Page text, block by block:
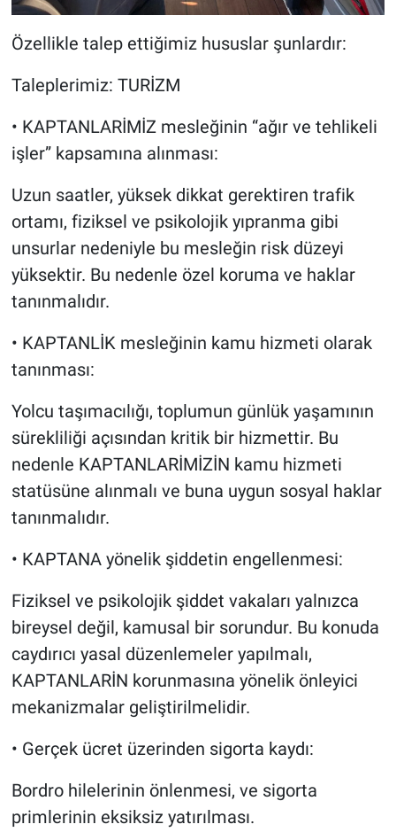
Özellikle talep ettiğimiz hususlar şunlardır:
Taleplerimiz: TURİZM
•⁠ ⁠​KAPTANLARİMİZ mesleğinin “ağır ve tehlikeli
işler” kapsamına alınması:
Uzun saatler, yüksek dikkat gerektiren trafik
ortamı, fiziksel ve psikolojik yıpranma gibi
unsurlar nedeniyle bu mesleğin risk düzeyi
yüksektir. Bu nedenle özel koruma ve haklar
tanınmalıdır.
•⁠ ⁠​KAPTANLİK mesleğinin kamu hizmeti olarak
tanınması:
Yolcu taşımacılığı, toplumun günlük yaşamının
sürekliliği açısından kritik bir hizmettir. Bu
nedenle KAPTANLARİMİZİN kamu hizmeti
statüsüne alınmalı ve buna uygun sosyal haklar
tanınmalıdır.
•⁠ ⁠​KAPTANA yönelik şiddetin engellenmesi:
Fiziksel ve psikolojik şiddet vakaları yalnızca
bireysel değil, kamusal bir sorundur. Bu konuda
caydırıcı yasal düzenlemeler yapılmalı,
KAPTANLARİN korunmasına yönelik önleyici
mekanizmalar geliştirilmelidir.
•⁠ ⁠​Gerçek ücret üzerinden sigorta kaydı:
Bordro hilelerinin önlenmesi, ve sigorta
primlerinin eksiksiz yatırılması.